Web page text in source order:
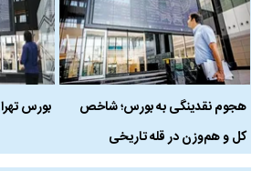
هجوم نقدینگی به بورس؛ شاخص
کل و هم‌وزن در قله تاریخی
بورس